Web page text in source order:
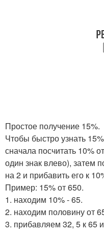
Простое получение 15%.
Чтобы быстро узнать
сначала посчитать 10%
один знак влево), затем
на 2 и прибавить его к
Пример: 15% от 650.
1. находим 10% - 65.
2. находим половину от
3. прибавляем 32, 5 к 65